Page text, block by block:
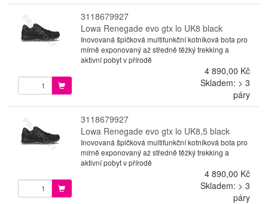
3118679927
Lowa Renegade evo gtx lo UK8 black
Inovovaná špičková multifunkční kotníková bota pro
mírně exponovaný až středně těžký trekking a
aktivní pobyt v přírodě
4 890,00 Kč
Skladem: > 3
páry
3118679927
Lowa Renegade evo gtx lo UK8,5 black
Inovovaná špičková multifunkční kotníková bota pro
mírně exponovaný až středně těžký trekking a
aktivní pobyt v přírodě
4 890,00 Kč
Skladem: > 3
páry